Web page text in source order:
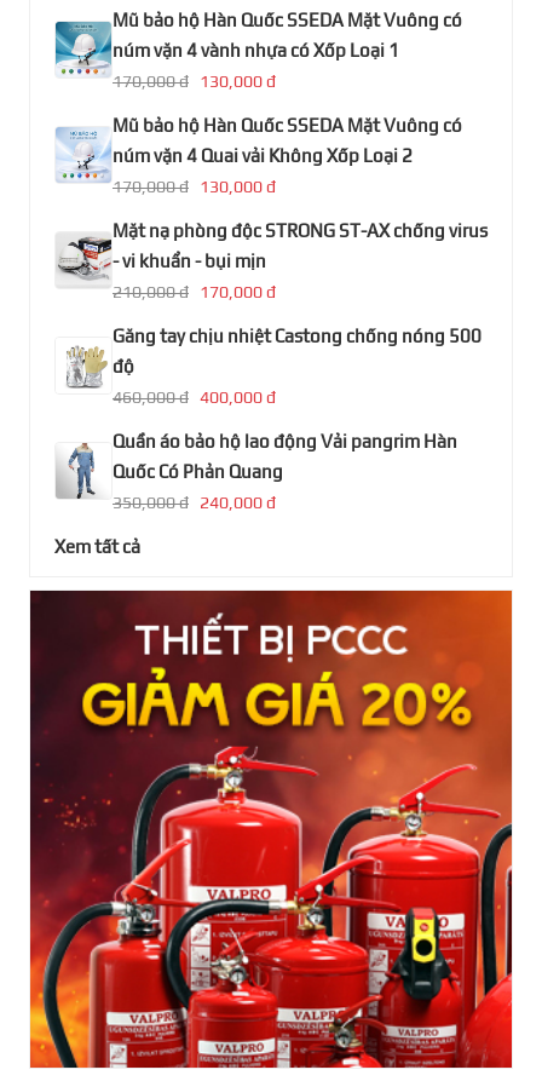
Mũ bảo hộ Hàn Quốc SSEDA Mặt Vuông có
núm vặn 4 vành nhựa có Xốp Loại 1
170,000 đ 130,000 đ
Mũ bảo hộ Hàn Quốc SSEDA Mặt Vuông có
núm vặn 4 Quai vải Không Xốp Loại 2
170,000 đ 130,000 đ
Mặt nạ phòng độc STRONG ST-AX chống virus
- vi khuẩn - bụi mịn
210,000 đ 170,000 đ
Găng tay chịu nhiệt Castong chống nóng 500
độ
460,000 đ 400,000 đ
Quần áo bảo hộ lao động Vải pangrim Hàn
Quốc Có Phản Quang
350,000 đ 240,000 đ
Xem tất cả